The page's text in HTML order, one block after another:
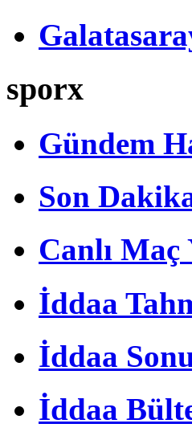
sporx
Gündem
Son
Canlı Maç
İddaa
İddaa
İddaa